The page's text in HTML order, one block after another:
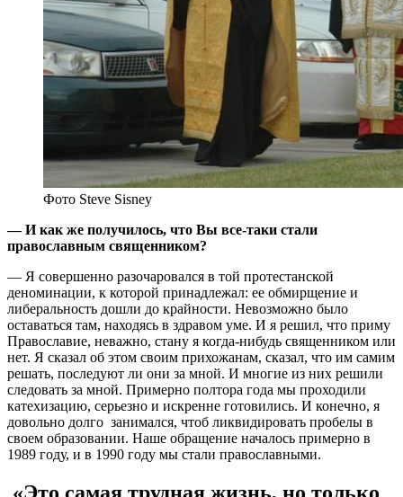
Фото Steve Sisney
— И как же получилось, что Вы все-таки стали
православным священником?
— Я совершенно разочаровался в той протестанской
деноминации, к которой принадлежал: ее обмирщение и
либеральность дошли до крайности. Невозможно было
оставаться там, находясь в здравом уме. И я решил, что приму
Православие, неважно, стану я когда-нибудь священником или
нет. Я сказал об этом своим прихожанам, сказал, что им самим
решать, последуют ли они за мной. И многие из них решили
следовать за мной. Примерно полтора года мы проходили
катехизацию, серьезно и искренне готовились. И конечно, я
довольно долго занимался, чтоб ликвидировать пробелы в
своем образовании. Наше обращение началось примерно в
1989 году, и в 1990 году мы стали православными.
«Это самая трудная жизнь, но только